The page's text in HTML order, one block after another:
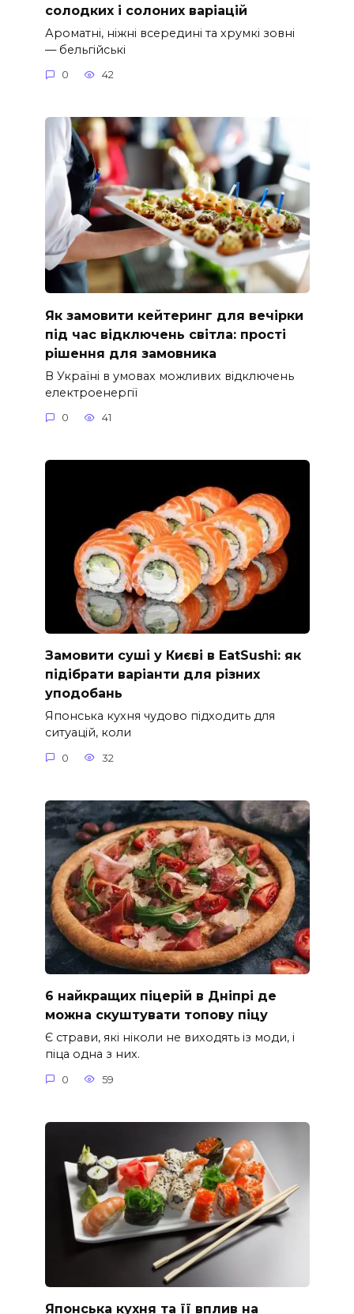
солодких і солоних варіацій
Ароматні, ніжні всередині та хрумкі зовні
— бельгійські
0 42
Як замовити кейтеринг для вечірки
під час відключень світла: прості
рішення для замовника
В Україні в умовах можливих відключень
електроенергії
0 41
Замовити суші у Києві в EatSushi: як
підібрати варіанти для різних
уподобань
Японська кухня чудово підходить для
ситуацій, коли
0 32
6 найкращих піцерій в Дніпрі де
можна скуштувати топову піцу
Є страви, які ніколи не виходять із моди, і
піца одна з них.
0 59
Японська кухня та її вплив на